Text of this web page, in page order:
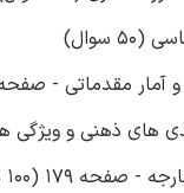
مقدماتی - صفحه 119 (100
ذهنی و ویژگی های
179 (100 سوال)